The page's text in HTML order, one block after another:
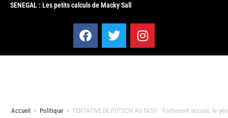
SENEGAL : Les petits calculs de Macky Sall
Accueil > Politique > TENTATIVE DE PUTSCH AU FASO : Fortement accusé, le